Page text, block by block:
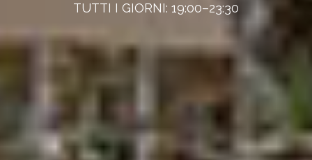
TUTTI I GIORNI: 19:00–23:30